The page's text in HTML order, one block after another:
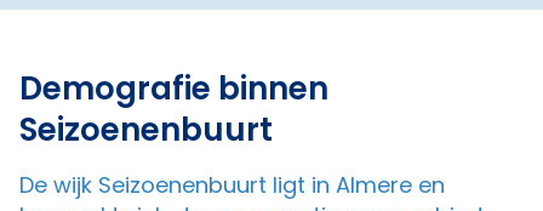
Demografie binnen
Seizoenenbuurt
De wijk Seizoenenbuurt ligt in Almere en